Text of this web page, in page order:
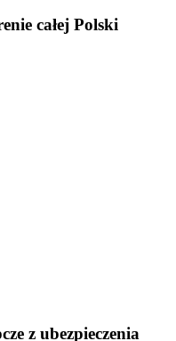
całej Polski
z ubezpieczenia